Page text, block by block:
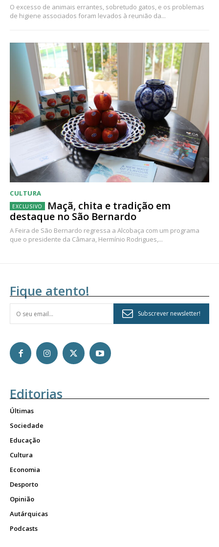
O excesso de animais errantes, sobretudo gatos, e os problemas
de higiene associados foram levados à reunião da...
CULTURA
Maçã, chita e tradição em
destaque no São Bernardo
A Feira de São Bernardo regressa a Alcobaça com um programa
que o presidente da Câmara, Hermínio Rodrigues,...
Fique atento!
Subscrever newsletter!
Editorias
Últimas
Sociedade
Educação
Cultura
Economia
Desporto
Opinião
Autárquicas
Podcasts